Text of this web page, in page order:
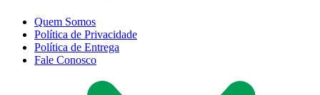
Quem Somos
Política de Privacidade
Política de Entrega
Fale Conosco